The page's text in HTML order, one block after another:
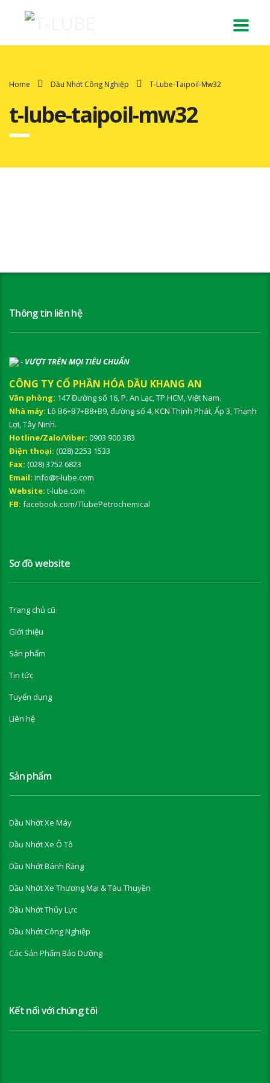
Home Dầu Nhớt Công Nghiệp T-Lube-Taipoil-Mw32
t-lube-taipoil-mw32
Thông tin liên hệ
- VƯỢT TRÊN MỌI TIÊU CHUẨN
CÔNG TY CỔ PHẦN HÓA DẦU KHANG AN
Văn phòng: 147 Đường số 16, P. An Lạc, TP.HCM, Việt Nam.
Nhà máy: Lô B6+B7+B8+B9, đường số 4, KCN Thịnh Phát, Ấp 3, Thạnh
Lợi, Tây Ninh.
Hotline/Zalo/Viber: 0903 900 383
Điện thoại: (028) 2253 1533
Fax: (028) 3752 6823
Email: info@t-lube.com
Website: t-lube.com
FB: facebook.com/TlubePetrochemical
Sơ đồ website
Trang chủ cũ
Giới thiệu
Sản phẩm
Tin tức
Tuyển dụng
Liên hệ
Sản phẩm
Dầu Nhớt Xe Máy
Dầu Nhớt Xe Ô Tô
Dầu Nhớt Bánh Răng
Dầu Nhớt Xe Thương Mại & Tàu Thuyền
Dầu Nhớt Thủy Lực
Dầu Nhớt Công Nghiệp
Các Sản Phẩm Bảo Dưỡng
Kết nối với chúng tôi